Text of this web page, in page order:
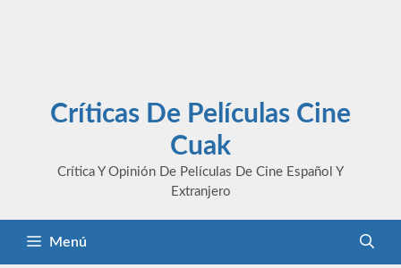
Críticas De Películas Cine
Cuak
Crítica Y Opinión De Películas De Cine Español Y
Extranjero
Menú